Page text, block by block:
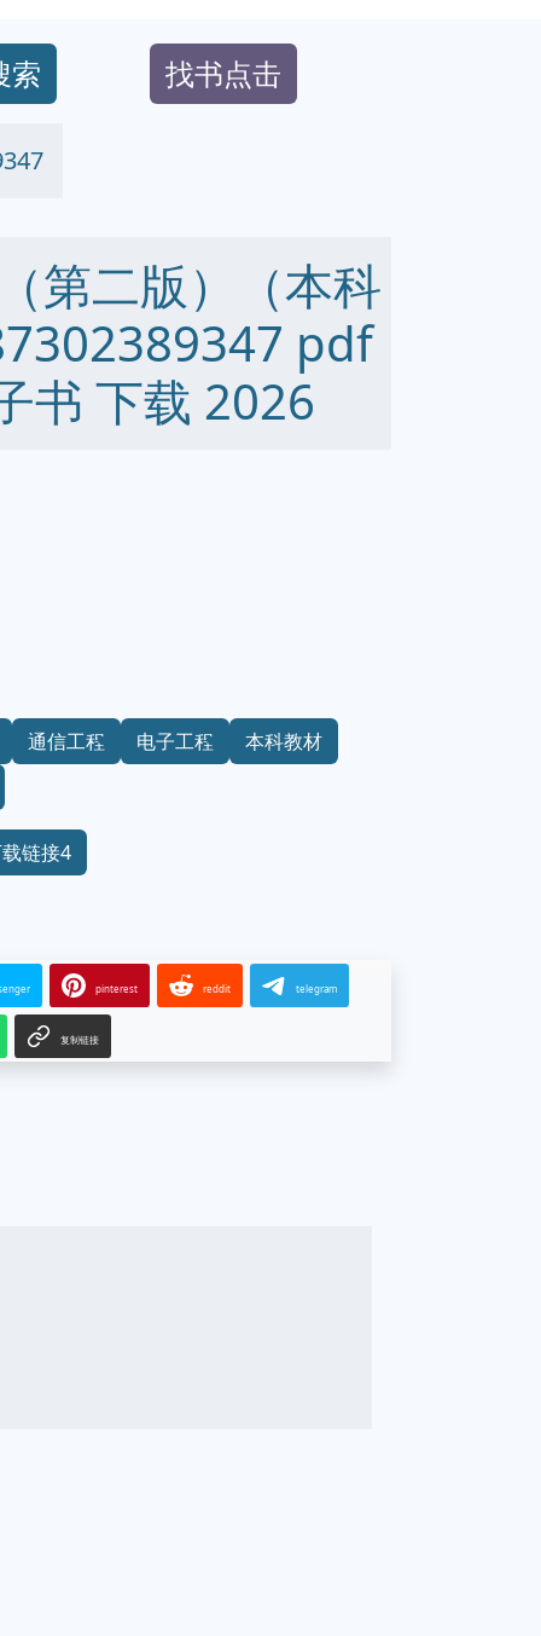
索 找书点击
第二版）（本科
pdf
书 下载 2026
通信工程 电子工程 本科教材
链接4
pinterest reddit telegram
复制链接